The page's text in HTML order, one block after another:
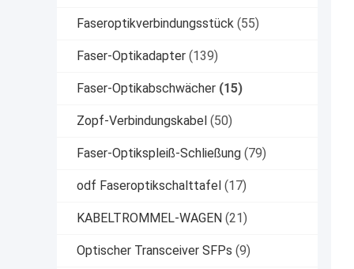
Faseroptikverbindungsstück (55)
Faser-Optikadapter (139)
Faser-Optikabschwächer (15)
Zopf-Verbindungskabel (50)
Faser-Optikspleiß-Schließung (79)
odf Faseroptikschalttafel (17)
KABELTROMMEL-WAGEN (21)
Optischer Transceiver SFPs (9)